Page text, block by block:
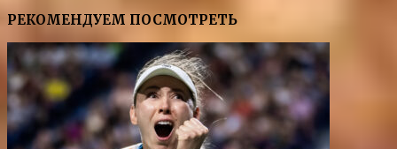
РЕКОМЕНДУЕМ ПОСМОТРЕТЬ